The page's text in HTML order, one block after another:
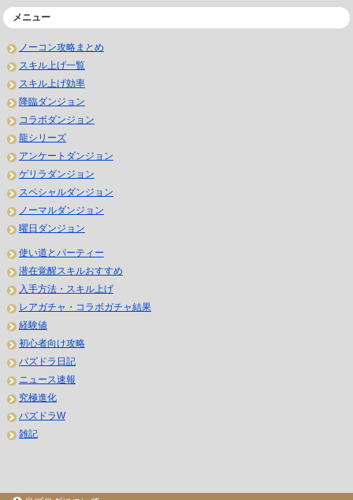
メニュー
ノーコン攻略まとめ
スキル上げ一覧
スキル上げ効率
降臨ダンジョン
コラボダンジョン
龍シリーズ
アンケートダンジョン
ゲリラダンジョン
スペシャルダンジョン
ノーマルダンジョン
曜日ダンジョン
使い道とパーティー
潜在覚醒スキルおすすめ
入手方法・スキル上げ
レアガチャ・コラボガチャ結果
経験値
初心者向け攻略
パズドラ日記
ニュース速報
究極進化
パズドラW
雑記